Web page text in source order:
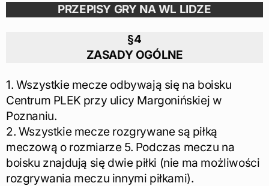
PRZEPISY GRY NA WL LIDZE
§4
ZASADY OGÓLNE
1. Wszystkie mecze odbywają się na boisku
Centrum PLEK przy ulicy Margonińskiej w
Poznaniu.
2. Wszystkie mecze rozgrywane są piłką
meczową o rozmiarze 5. Podczas meczu na
boisku znajdują się dwie piłki (nie ma możliwości
rozgrywania meczu innymi piłkami).